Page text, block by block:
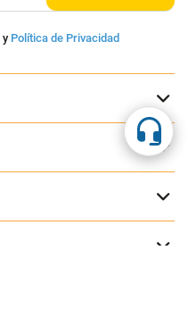
y Política de Privacidad